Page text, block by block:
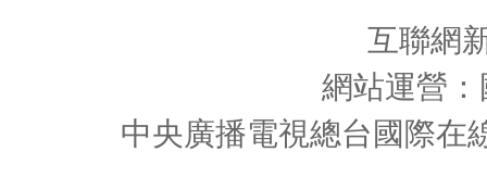
互聯網
網站運營
中央廣播電視總台國際在